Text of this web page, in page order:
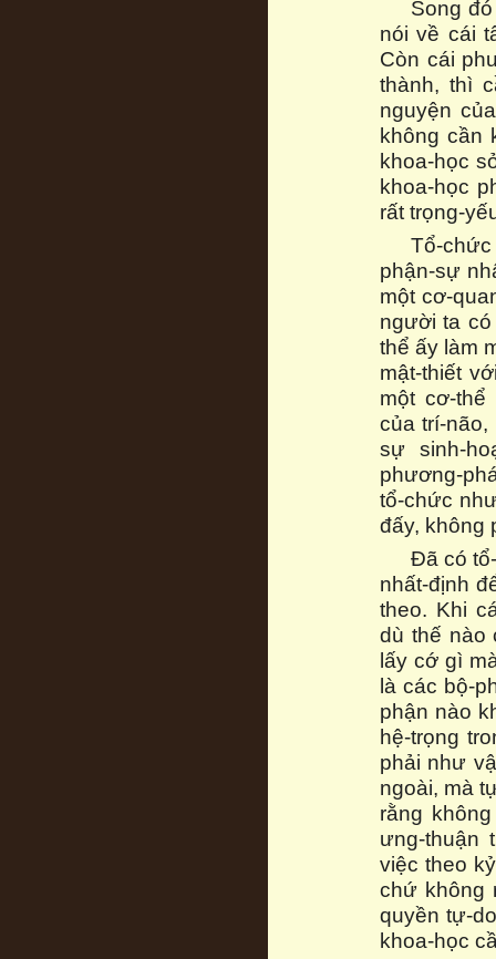
Song
nói về cái
Còn cái
thành, thì
nguyện
không cần
khoa-học
khoa-học
rất trọng-
Tổ-chức
phận-sự
một cơ-
người ta có
thể ấy làm
mật-thiết
một cơ-thể
của trí-
sự sinh-
phương-
tổ-chức
đấy, không
Đã có
nhất-định
theo. Khi
dù thế nào
lấy cớ gì
là các bộ-
phận nào
hệ-trọng
phải như
ngoài, mà
rằng
ưng-thuận
việc theo
chứ không
quyền tự-
khoa-học